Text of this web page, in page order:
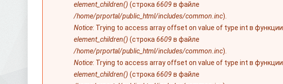
element_children() (строка 6609 в файле
/home/prportal/public_html/includes/common.inc).
Notice: Trying to access array offset on value of type int в функции
element_children() (строка 6609 в файле
/home/prportal/public_html/includes/common.inc).
Notice: Trying to access array offset on value of type int в функции
element_children() (строка 6609 в файле